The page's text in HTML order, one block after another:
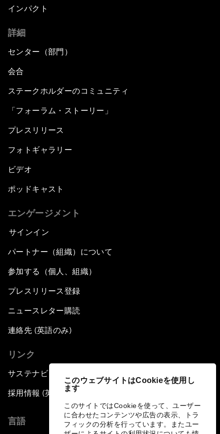
このウェブサイトはCookieを使用し
ます
このサイトではCookieを使って、ユーザー
に合わせたコンテンツや広告の表示、トラ
フィックの分析を行っています。またユー
インパクト
詳細
センター（部門）
会合
ステークホルダーのコミュニティ
「フォーラム・ストーリー」
プレスリリース
フォトギャラリー
ビデオ
ポッドキャスト
エンゲージメント
サインイン
パートナー（組織）について
参加する（個人、組織）
プレスリリース登録
ニュースレター購読
連絡先 (英語のみ)
リンク
サステナビリティへの取り組み
採用情報 (英語のみ)
言語